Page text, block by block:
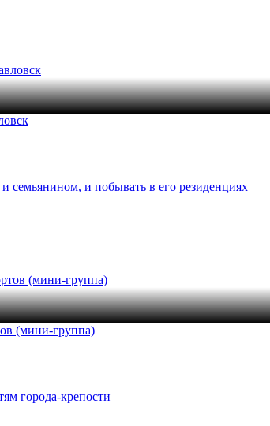
и побывать в его резиденциях
(мини-группа)
города-крепости